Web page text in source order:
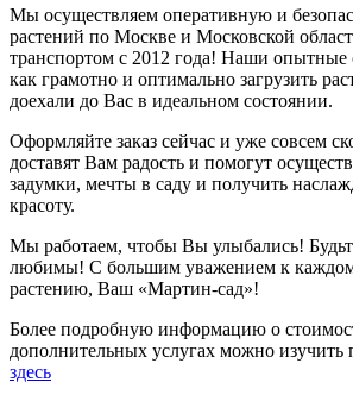
Мы осуществляем оперативную и
растений по Москве и Московской
транспортом с 2012 года! Наши опытные
как грамотно и оптимально загрузить
доехали до Вас в идеальном состоянии.
Оформляйте заказ сейчас и уже совсем
доставят Вам радость и помогут
задумки, мечты в саду и получить
красоту.
Мы работаем, чтобы Вы улыбались!
любимы! С большим уважением к
растению, Ваш «Мартин-сад»!
Более подробную информацию о
дополнительных услугах можно изучить
здесь